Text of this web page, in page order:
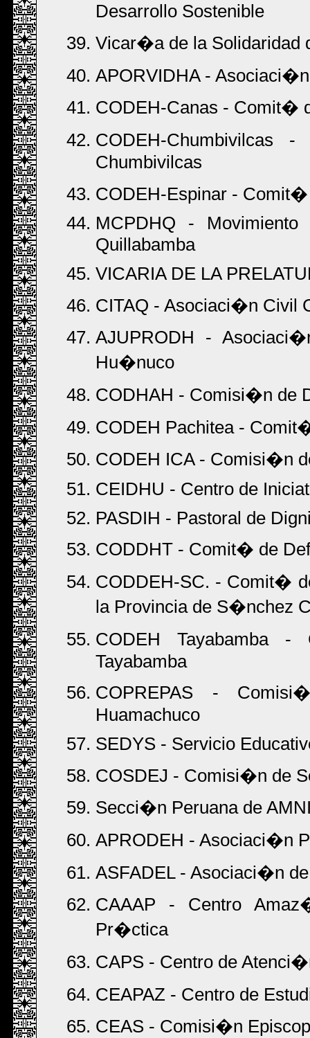
Desarrollo Sostenible
Vicar�a de la Solidaridad
APORVIDHA -
CODEH-Canas - Comit�
CODEH-Chumbivilcas
Chumbivilcas
CODEH-Espinar -
MCPDHQ -
Quillabamba
VICARIA DE LA
CITAQ - Asociaci�n Civil
AJUPRODH -
Hu�nuco
CODHAH - Comisi�n de
CODEH Pachitea -
CODEH ICA - Comisi�n
CEIDHU - Centro de
PASDIH - Pastoral de
CODDHT - Comit� de
CODDEH-SC. - Comit�
la Provincia de S�nchez
CODEH Tayabamba
Tayabamba
COPREPAS -
Huamachuco
SEDYS - Servicio
COSDEJ - Comisi�n de
Secci�n Peruana de
APRODEH - Asociaci�n
ASFADEL - Asociaci�n
CAAAP - Centro
Pr�ctica
CAPS - Centro de
CEAPAZ - Centro de
CEAS - Comisi�n